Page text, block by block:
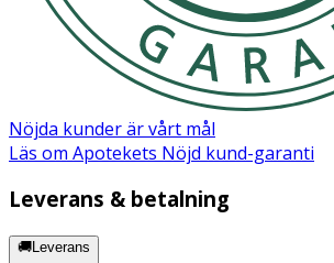
Nöjda kunder är vårt mål
Läs om Apotekets Nöjd kund-garanti
Leverans & betalning
🚚Leverans